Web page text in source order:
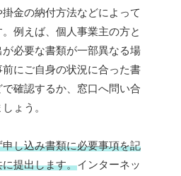
金の納付方法などによって
例えば、個人事業主の方と
必要な書類が一部異なる場
にご自身の状況に合った書
確認するか、窓口へ問い合
ょう。
し込み書類に必要事項を記
提出します。インターネッ